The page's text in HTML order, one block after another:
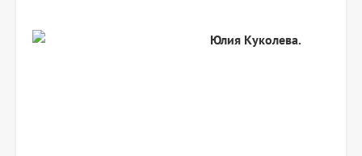
Юлия Куколева.